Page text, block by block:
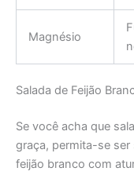
Magnésio
Salada de Feijão
Se você acha que
graça, permita-se
feijão branco com